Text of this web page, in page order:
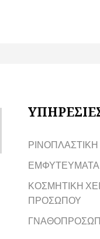
ΡΙΝΟΠΛΑΣΤΙΚΗ
ΕΜΦΥΤΕΥΜΑΤΑ
ΚΟΣΜΗΤΙΚΗ
ΠΡΟΣΩΠΟΥ